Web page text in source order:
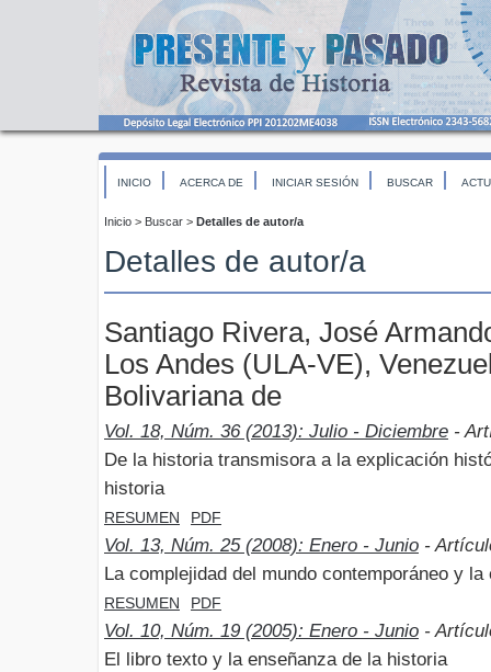
INICIO ACERCA DE INICIAR SESIÓN BUSCAR
Inicio > Buscar > Detalles de autor/a
Detalles de autor/a
Santiago Rivera, José
Los Andes (ULA-VE),
Bolivariana de
Vol. 18, Núm. 36 (2013): Julio - Diciembre -
De la historia transmisora a la explicación
historia
RESUMEN PDF
Vol. 13, Núm. 25 (2008): Enero - Junio -
La complejidad del mundo contemporáneo y
RESUMEN PDF
Vol. 10, Núm. 19 (2005): Enero - Junio -
El libro texto y la enseñanza de la historia